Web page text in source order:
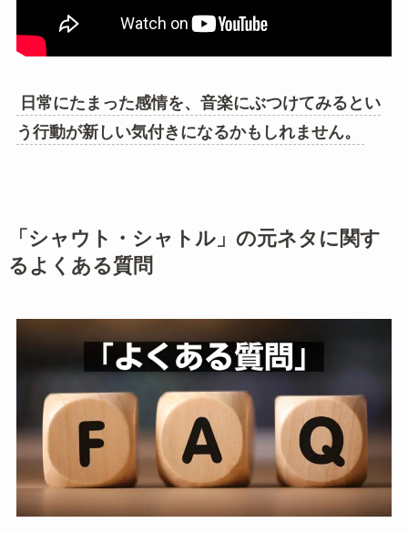
日常にたまった感情を、音楽にぶつけてみるとい
う行動が新しい気付きになるかもしれません。
「シャウト・シャトル」の元ネタに関す
るよくある質問